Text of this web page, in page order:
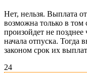
Нет, нельзя. Выплата
возможна только в том
произойдет не
начала отпуска. Тогда
законом срок их
24